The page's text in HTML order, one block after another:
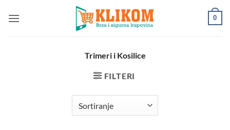
0
Trimeri i Kosilice
FILTERI